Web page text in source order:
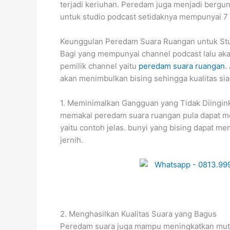
terjadi keriuhan. Peredam juga menjadi
untuk studio podcast setidaknya mempunyai
Keunggulan Peredam Suara Ruangan untuk
Bagi yang mempunyai channel podcast lalu
pemilik channel yaitu peredam suara ruangan.
akan menimbulkan bising sehingga kualitas
1. Meminimalkan Gangguan yang Tidak
memakai peredam suara ruangan pula dapat
yaitu contoh jelas. bunyi yang bising dapat
jernih.
2. Menghasilkan Kualitas Suara yang Bagus
Peredam suara juga mampu meningkatkan